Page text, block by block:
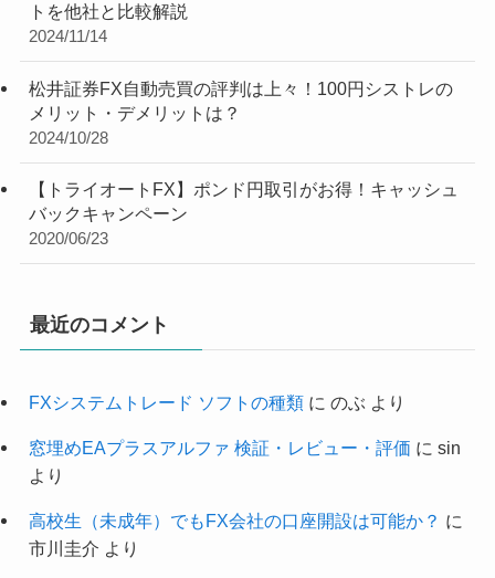
トを他社と比較解説
2024/11/14
松井証券FX自動売買の評判は上々！100円シストレの
メリット・デメリットは？
2024/10/28
【トライオートFX】ポンド円取引がお得！キャッシュ
バックキャンペーン
2020/06/23
最近のコメント
FXシステムトレード ソフトの種類に のぶ より
窓埋めEAプラスアルファ 検証・レビュー・評価 に sin
より
高校生（未成年）でもFX会社の口座開設は可能か？ に
市川圭介 より